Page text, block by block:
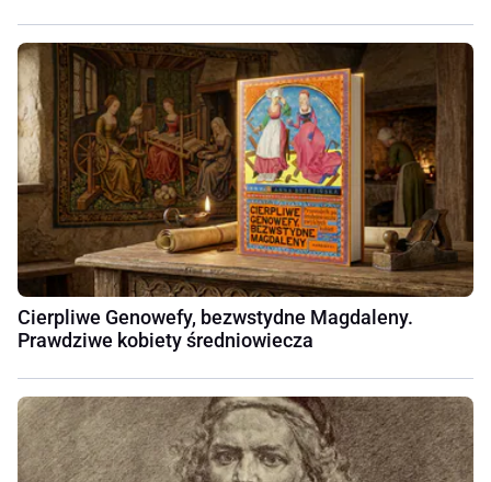
Cierpliwe Genowefy, bezwstydne Magdaleny.
Prawdziwe kobiety średniowiecza